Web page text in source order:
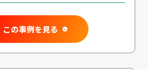
この事例を見る